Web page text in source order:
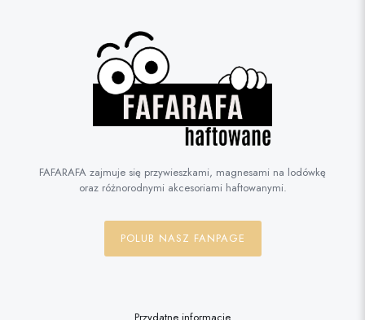
FAFARAFA zajmuje się przywieszkami, magnesami na lodówkę
oraz różnorodnymi akcesoriami haftowanymi.
POLUB NASZ FANPAGE